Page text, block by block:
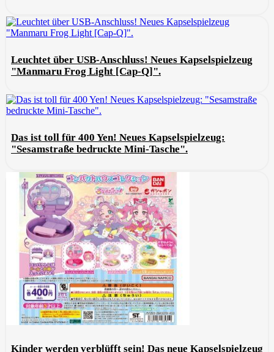
Leuchtet über USB-Anschluss! Neues Kapselspielzeug
"Manmaru Frog Light [Cap-Q]".
Das ist toll für 400 Yen! Neues Kapselspielzeug:
"Sesamstraße bedruckte Mini-Tasche".
Kinder werden verblüfft sein! Das neue Kapselspielzeug